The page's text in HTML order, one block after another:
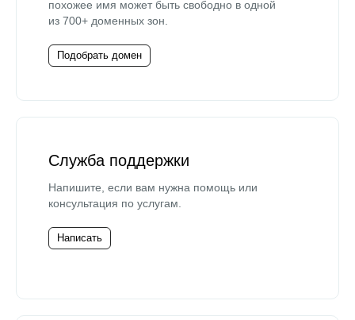
похожее имя может быть свободно в одной
из 700+ доменных зон.
Подобрать домен
Служба поддержки
Напишите, если вам нужна помощь или
консультация по услугам.
Написать